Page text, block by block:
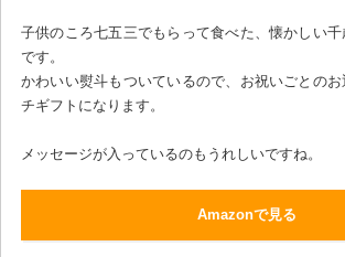
子供のころ七五三でもらって食べた、懐かしい千
です。
かわいい熨斗もついているので、お祝いごとの
チギフトになります。
メッセージが入っているのもうれしいですね。
Amazonで見る